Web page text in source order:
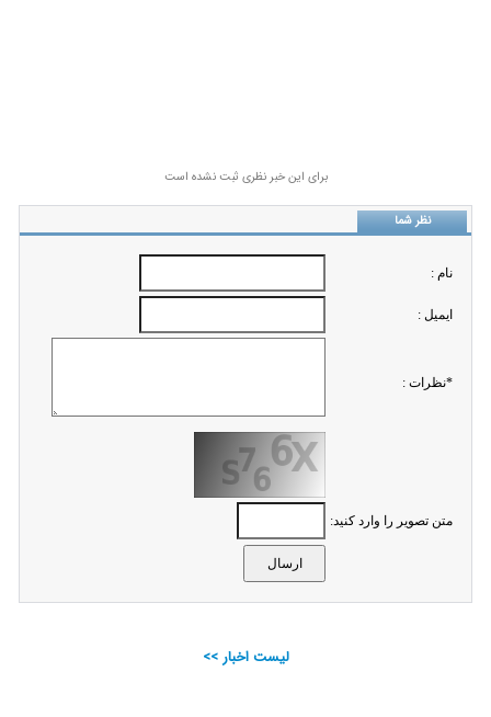
برای این خبر نظری ثبت نشده است
نظر شما
نام :
ايميل :
*نظرات :
متن تصویر را وارد کنید:
لیست اخبار >>